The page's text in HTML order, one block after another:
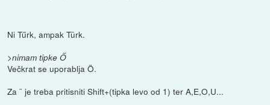
Ni Tűrk, ampak Türk.
>nimam tipke Ő
Večkrat se uporablja Ö.
Za ¨ je treba pritisniti Shift+(tipka levo od 1) ter A,E,O,U...